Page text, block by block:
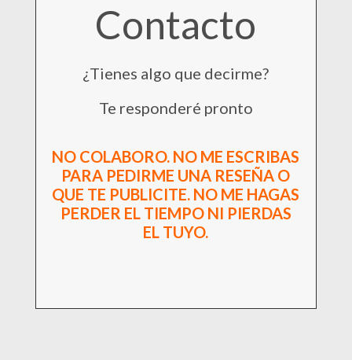
Contacto
¿Tienes algo que decirme?
Te responderé pronto
NO COLABORO. NO ME ESCRIBAS
PARA PEDIRME UNA RESEÑA O
QUE TE PUBLICITE. NO ME HAGAS
PERDER EL TIEMPO NI PIERDAS
EL TUYO.